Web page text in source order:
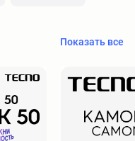
Показать все